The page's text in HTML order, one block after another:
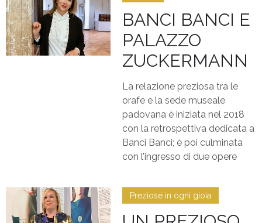
BANCI BANCI E
PALAZZO
ZUCKERMANN
La relazione preziosa tra le
orafe e la sede museale
padovana è iniziata nel 2018
con la retrospettiva dedicata a
Banci Banci; è poi culminata
con l’ingresso di due opere
Preziose in ogni gioia